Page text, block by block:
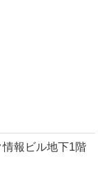
報ビル地下1階